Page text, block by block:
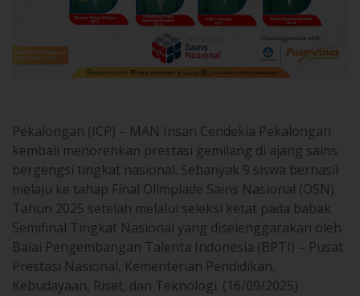
Pekalongan (ICP) – MAN Insan Cendekia Pekalongan
kembali menorehkan prestasi gemilang di ajang sains
bergengsi tingkat nasional. Sebanyak 9 siswa berhasil
melaju ke tahap Final Olimpiade Sains Nasional (OSN)
Tahun 2025 setelah melalui seleksi ketat pada babak
Semifinal Tingkat Nasional yang diselenggarakan oleh
Balai Pengembangan Talenta Indonesia (BPTI) – Pusat
Prestasi Nasional, Kementerian Pendidikan,
Kebudayaan, Riset, dan Teknologi. (16/09/2025)